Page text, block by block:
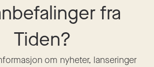
fra
Tiden?
om nyheter, lanseringer